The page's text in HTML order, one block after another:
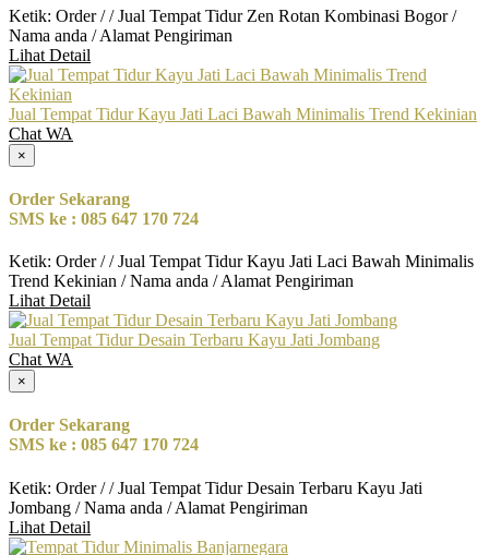
Ketik: Order / / Jual Tempat Tidur Zen Rotan Kombinasi Bogor /
Nama anda / Alamat Pengiriman
Lihat Detail
Jual Tempat Tidur Kayu Jati Laci Bawah Minimalis Trend Kekinian
Chat WA
×
Order Sekarang
SMS ke : 085 647 170 724
Ketik: Order / / Jual Tempat Tidur Kayu Jati Laci Bawah Minimalis
Trend Kekinian / Nama anda / Alamat Pengiriman
Lihat Detail
Jual Tempat Tidur Desain Terbaru Kayu Jati Jombang
Chat WA
×
Order Sekarang
SMS ke : 085 647 170 724
Ketik: Order / / Jual Tempat Tidur Desain Terbaru Kayu Jati
Jombang / Nama anda / Alamat Pengiriman
Lihat Detail